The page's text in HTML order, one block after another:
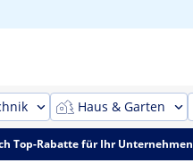
Haus & Garten
Top-Rabatte für Ihr Unternehmen